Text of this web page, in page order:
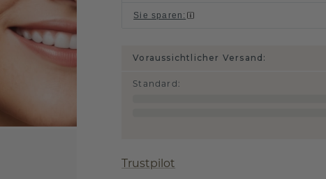
Sie sparen :
Voraussichtlicher Versand:
Standard :
Trustpilot